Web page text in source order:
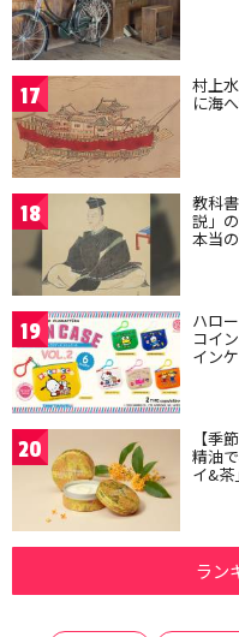
17 村上
に海
18 教科
説」
本当
19 ハロ
コイ
イン
20 【季
精油
イ&
ラン